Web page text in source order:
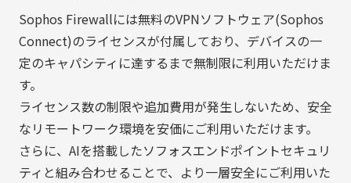
Sophos Firewallには無料のVPNソフトウェア(Sophos
Connect)のライセンスが付属しており、デバイスの一
定のキャパシティに達するまで無制限に利用いただけま
す。
ライセンス数の制限や追加費用が発生しないため、安全
なリモートワーク環境を安価にご利用いただけます。
さらに、AIを搭載したソフォスエンドポイントセキュリ
ティと組み合わせることで、より一層安全にご利用いた